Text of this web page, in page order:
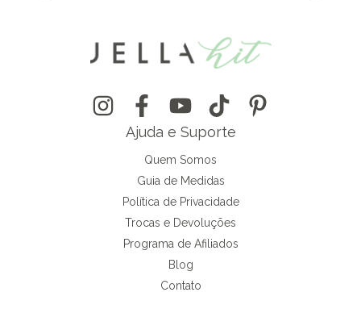
Ajuda e Suporte
Quem Somos
Guia de Medidas
Política de Privacidade
Trocas e Devoluções
Programa de Afiliados
Blog
Contato